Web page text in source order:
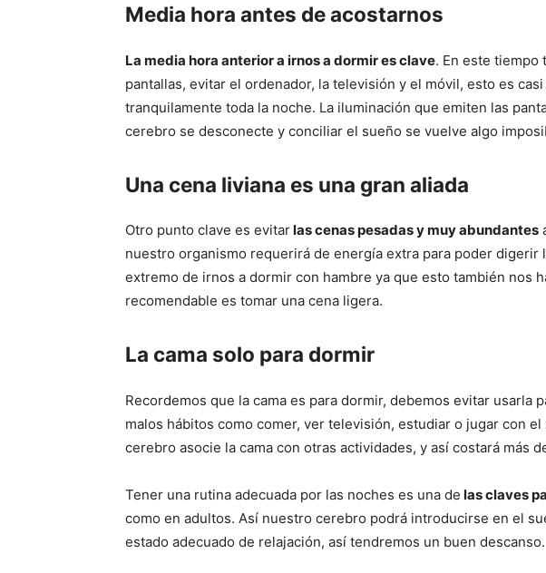
Media hora antes de acostarnos
La media hora anterior a irnos a dormir es clave. En este tiempo
pantallas, evitar el ordenador, la televisión y el móvil, esto es
tranquilamente toda la noche. La iluminación que emiten las
cerebro se desconecte y conciliar el sueño se vuelve algo
Una cena liviana es una gran aliada
Otro punto clave es evitarlas cenas pesadas y muy abundantes
nuestro organismo requerirá de energía extra para poder digerir
extremo de irnos a dormir con hambre ya que esto también nos
recomendable es tomar una cena ligera.
La cama solo para dormir
Recordemos que la cama es para dormir, debemos evitar usarla
malos hábitos como comer, ver televisión, estudiar o jugar con
cerebro asocie la cama con otras actividades, y así costará más
Tener una rutina adecuada por las noches es una de las claves
como en adultos. Así nuestro cerebro podrá introducirse en el
estado adecuado de relajación, así tendremos un buen descanso.